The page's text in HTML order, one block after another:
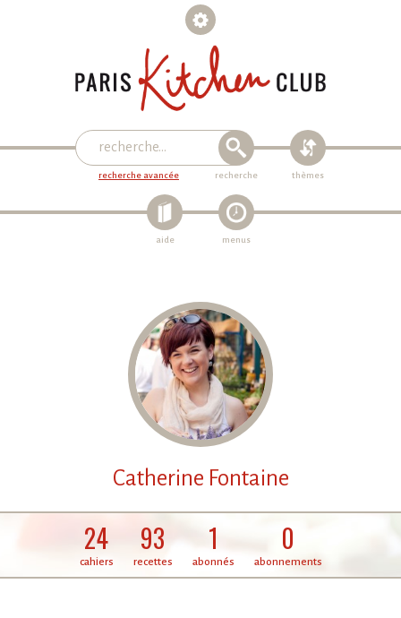
recherche
recherche avancée thèmes
aide menus
Catherine Fontaine
24
cahiers
93
recettes
1
abonnés
0
abonnements